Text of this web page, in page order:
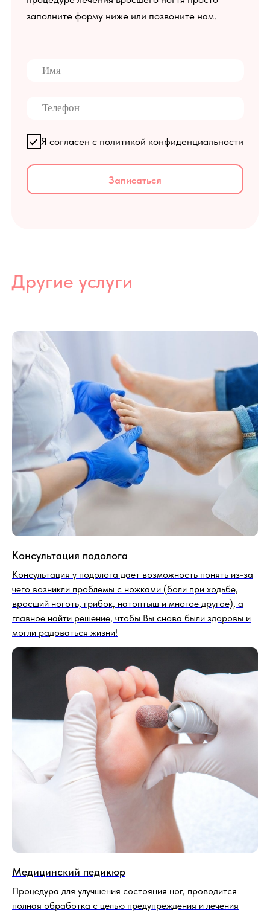
Консультация подолога
Консультация у подолога дает возможность понять из-за
чего возникли проблемы с ножками (боли при ходьбе,
вросший ноготь, грибок, натоптыш и многое другое), а
главное найти решение, чтобы Вы снова были здоровы и
могли радоваться жизни!
Медицинский педикюр
Процедура для улучшения состояния ног, проводится
полная обработка с целью предупреждения и лечения
проблем стоп и ногтей, связанных с сахарным диабетом,
грибковыми заболеваниями, деформацией стоп. За
здоровыми ножками в Новую Европу!
Полезные статьи